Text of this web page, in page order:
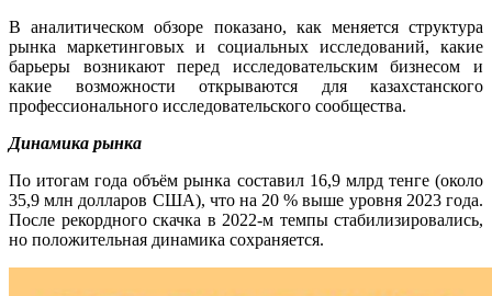
В аналитическом обзоре показано, как меняется структура
рынка маркетинговых и социальных исследований, какие
барьеры возникают перед исследовательским бизнесом и
какие возможности открываются для казахстанского
профессионального исследовательского сообщества.
Динамика рынка
По итогам года объём рынка составил 16,9 млрд тенге (около
35,9 млн долларов США), что на 20 % выше уровня 2023 года.
После рекордного скачка в 2022-м темпы стабилизировались,
но положительная динамика сохраняется.